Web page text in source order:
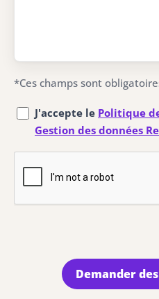
*Ces champs sont
J'accepte le Politique
Gestion des données
Demander